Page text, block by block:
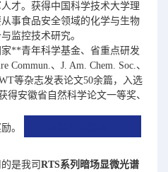
才。获得中国科学技术大学理
事食品安全领域的化学与生物
监控技术研究。
**青年科学基金、省重点研发
Commun.、J. Am. Chem. Soc.、
等杂志发表论文50余篇，入选
得安徽省自然科学论文一等奖、
。
是我司 RTS系列暗场显微光谱